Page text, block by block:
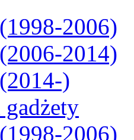
2006)
2014)
)
2006)